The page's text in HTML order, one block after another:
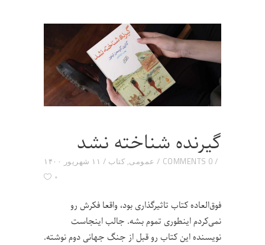
گیرنده شناخته نشد
۱۱ شهریور ۱۴۰۰ عمومی, کتاب 0 COMMENTS
۰
فوق‌العاده کتاب تاثیرگذاری بود، واقعا فکرش رو
نمی‌کردم اینطوری تموم بشه. جالب اینجاست
نویسنده‌ این کتاب رو قبل از جنگ جهانی دوم نوشته.